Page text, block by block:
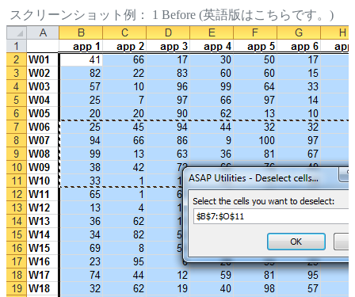
スクリーンショット例： 1 Before (英語版はこちらです。)